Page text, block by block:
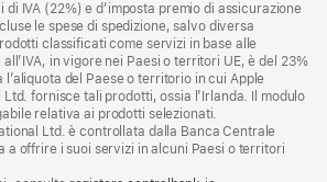
di IVA (22%) e d’imposta premio di assicurazione
le spese di spedizione, salvo diversa
classificati come servizi in base alle
in vigore nei Paesi o territori UE, è del 23%
del Paese o territorio in cui Apple
fornisce tali prodotti, ossia l’Irlanda. Il modulo
relativa ai prodotti selezionati.
Ltd. è controllata dalla Banca Centrale
a offrire i suoi servizi in alcuni Paesi o territori